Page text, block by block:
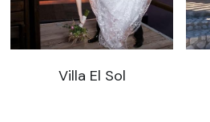
Villa El Sol